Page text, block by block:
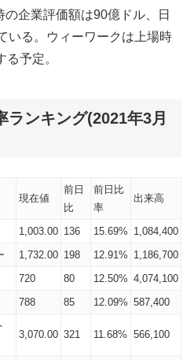
企業評価額は90億ドル、日
いる。ウィーワークは上場時
予定。
ランキング(2021年3月
現在値
前日
比
前日比
率
出来高
1,003.00 136 15.69% 1,084,400
1,732.00 198 12.91% 1,186,700
720 80 12.50% 4,074,100
788 85 12.09% 587,400
3,070.00 321 11.68% 566,100